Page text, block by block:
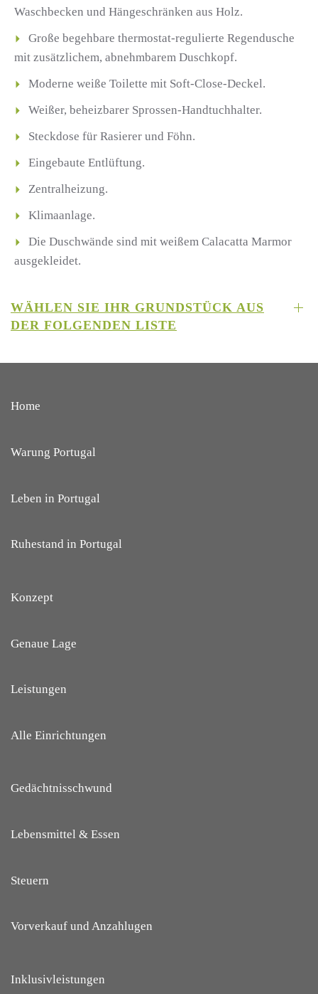
Waschbecken und Hängeschränken aus Holz.
Große begehbare thermostat-regulierte Regendusche
mit zusätzlichem, abnehmbarem Duschkopf.
Moderne weiße Toilette mit Soft-Close-Deckel.
Weißer, beheizbarer Sprossen-Handtuchhalter.
Steckdose für Rasierer und Föhn.
Eingebaute Entlüftung.
Zentralheizung.
Klimaanlage.
Die Duschwände sind mit weißem Calacatta Marmor
ausgekleidet.
WÄHLEN SIE IHR GRUNDSTÜCK AUS
DER FOLGENDEN LISTE
Home
Warung Portugal
Leben in Portugal
Ruhestand in Portugal
Konzept
Genaue Lage
Leistungen
Alle Einrichtungen
Gedächtnisschwund
Lebensmittel & Essen
Steuern
Vorverkauf und Anzahlugen
Inklusivleistungen